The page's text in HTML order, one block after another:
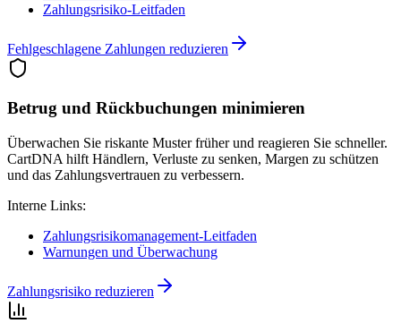
Zahlungsrisiko-Leitfaden
Fehlgeschlagene Zahlungen reduzieren
Betrug und Rückbuchungen minimieren
Überwachen Sie riskante Muster früher und reagieren Sie schneller.
CartDNA hilft Händlern, Verluste zu senken, Margen zu schützen
und das Zahlungsvertrauen zu verbessern.
Interne Links:
Zahlungsrisikomanagement-Leitfaden
Warnungen und Überwachung
Zahlungsrisiko reduzieren